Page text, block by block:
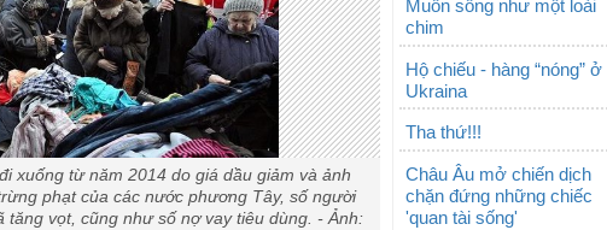
xuống từ năm 2014 do giá dầu giảm và ảnh
phạt của các nước phương Tây, số người
tăng vọt, cũng như số nợ vay tiêu dùng. - Ảnh:
Muốn sống như một loài
chim
Hộ chiếu - hàng “nóng” ở
Ukraina
Tha thứ!!!
Châu Âu mở chiến dịch
chặn đứng những chiếc
'quan tài sống'